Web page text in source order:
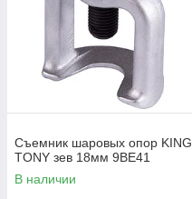
Съемник шаровых опор KING
TONY зев 18мм 9BE41
В наличии